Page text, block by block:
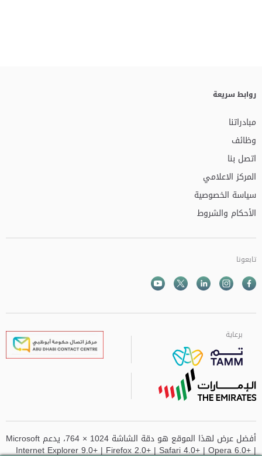
روابط سريعة
مبادراتنا
وظائف
اتصل بنا
المركز الاعلامي
سياسة الخصوصية
الأحكام والشروط
تابعونا
Facebook
Instagramالذهاب الى تم
Twitter
Youtube
برعاية
برعاية
برعاية
برعاية
أفضل عرض لهذا الموقع هو دقة الشاشة 1024 × 764، يدعم Microsoft
Internet Explorer 9.0+ | Firefox 2.0+ | Safari 4.0+ | Opera 6.0+ |